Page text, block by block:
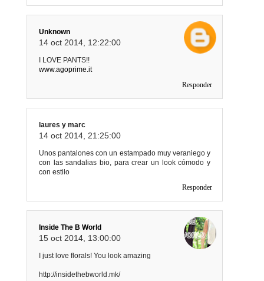
Unknown
14 oct 2014, 12:22:00
I LOVE PANTS!!
www.agoprime.it
Responder
laures y marc
14 oct 2014, 21:25:00
Unos pantalones con un estampado muy veraniego y
con las sandalias bio, para crear un look cómodo y
con estilo
Responder
Inside The B World
15 oct 2014, 13:00:00
I just love florals! You look amazing
http://insidethebworld.mk/